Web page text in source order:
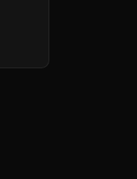
得在